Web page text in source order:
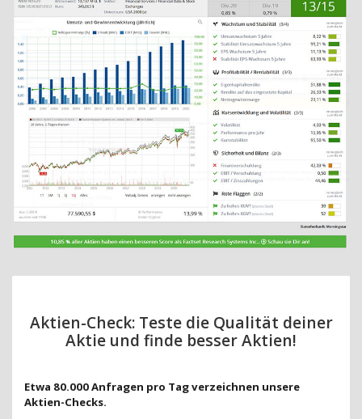
Aktien-Check: Teste die Qualität deiner
Aktie und finde besser Aktien!
Etwa 80.000 Anfragen pro Tag verzeichnen unsere
Aktien-Checks.